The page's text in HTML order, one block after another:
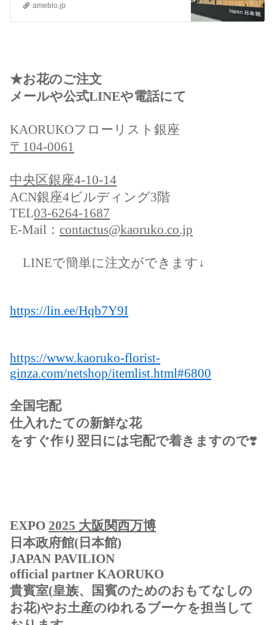
ameblo.jp
★お花のご注文
メールや公式LINEや電話にて
KAORUKOフローリスト銀座
〒104-0061
中央区銀座4-10-14
ACN銀座4ビルディング3階
TEL03-6264-1687
E-Mail： contactus@kaoruko.co.jp
LINEで簡単に注文ができます↓
https://lin.ee/Hqb7Y9I
https://www.kaoruko-florist-
ginza.com/netshop/itemlist.html#6800
全国宅配
仕入れたての新鮮な花
をすぐ作り翌日には宅配で着きますので❣️
EXPO 2025 大阪関西万博
日本政府館(日本館)
JAPAN PAVILION
official partner KAORUKO
貴賓室(皇族、国賓のためのおもてなしの
お花)やお土産のゆれるブーケを担当して